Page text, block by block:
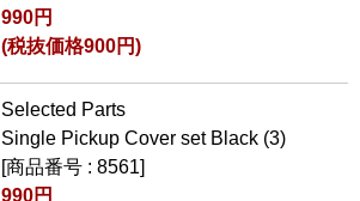
990円
(税抜価格900円)
Selected Parts
Single Pickup Cover set Black (3)
[商品番号 : 8561]
990円